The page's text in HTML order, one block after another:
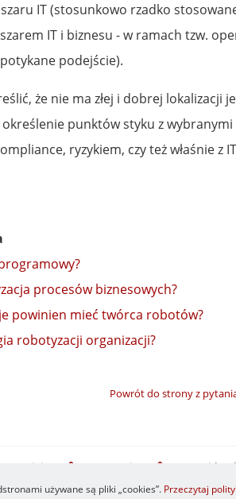
IT (stosunkowo rzadko
IT i biznesu - w ramach tzw.
podejście).
że nie ma złej i dobrej lokalizacji
punktów styku z wybranymi
ryzykiem, czy też właśnie z
procesów biznesowych?
powinien mieć twórca robotów?
robotyzacji organizacji?
Powrót do strony z
O serwisie Logowanie Resetuj hasło
używane są pliki „cookies”. Przeczytaj